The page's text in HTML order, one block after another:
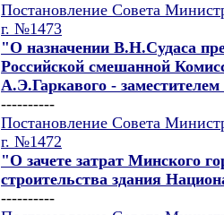
Постановление Совета
г. №1473
"О назначении В.Н.Судаса
Российской смешанной
А.Э.Гаркавого -
----------
Постановление Совета
г. №1472
"О зачете затрат Минского
строительства здания
----------